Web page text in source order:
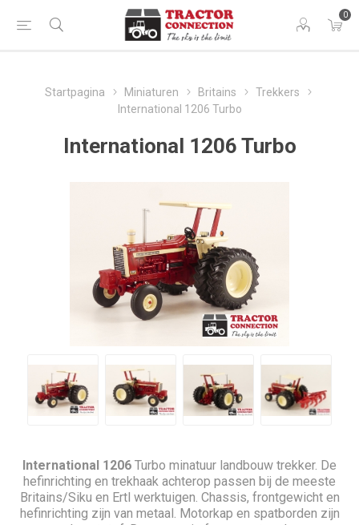
0
Startpagina Miniaturen Britains
Trekkers
International 1206 Turbo
International 1206 Turbo
International 1206 Turbo minatuur landbouw trekker. De
hefinrichting en trekhaak achterop passen bij de meeste
Britains/Siku en Ertl werktuigen. Chassis, frontgewicht en
hefinrichting zijn van metaal. Motorkap en spatborden zijn